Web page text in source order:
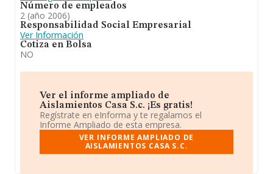
Número de empleados
2 (año 2006)
Responsabilidad Social Empresarial
Ver Información
Cotiza en Bolsa
NO
Ver el informe ampliado de
Aislamientos Casa S.c. ¡Es gratis!
Regístrate en eInforma y te regalamos el
Informe Ampliado de esta empresa.
VER INFORME AMPLIADO DE
AISLAMIENTOS CASA S.C.